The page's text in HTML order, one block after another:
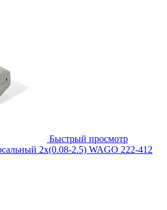
Быстрый просмотр
2х(0.08-2.5) WAGO 222-412